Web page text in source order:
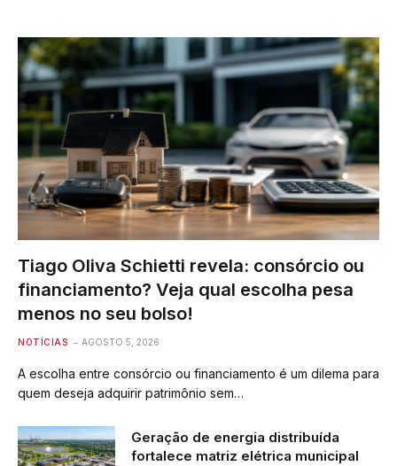
Tiago Oliva Schietti revela: consórcio ou
financiamento? Veja qual escolha pesa
menos no seu bolso!
NOTÍCIAS AGOSTO 5, 2026
A escolha entre consórcio ou financiamento é um dilema para
quem deseja adquirir patrimônio sem…
Geração de energia distribuída
fortalece matriz elétrica municipal